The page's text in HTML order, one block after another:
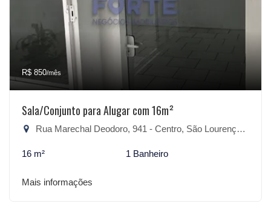
R$ 850/mês
Sala/Conjunto para Alugar com 16m²
Rua Marechal Deodoro, 941 - Centro, São Lourenço do Sul-RS
16 m² 1 Banheiro
Mais informações